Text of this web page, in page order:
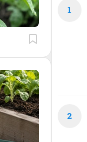
1
2